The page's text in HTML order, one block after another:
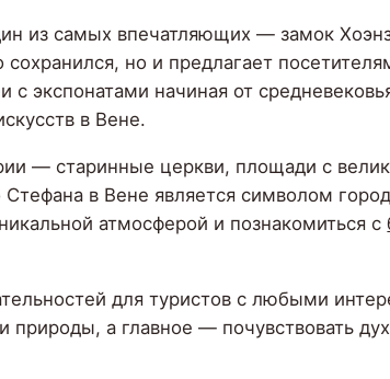
из самых впечатляющих — замок
но и предлагает
с экспонатами начиная от
в Вене.
— старинные церкви, площади с
в Вене является символом
атмосферой и познакомиться с
для туристов с любыми
природы, а главное — почувствовать